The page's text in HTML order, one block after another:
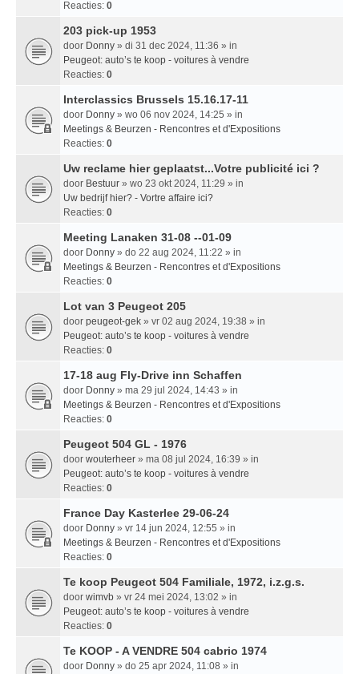
Reacties: 0
203 pick-up 1953
door Donny » di 31 dec 2024, 11:36 » in
Peugeot: auto’s te koop - voitures à vendre
Reacties: 0
Interclassics Brussels 15.16.17-11
door Donny » wo 06 nov 2024, 14:25 » in
Meetings & Beurzen - Rencontres et d'Expositions
Reacties: 0
Uw reclame hier geplaatst...Votre publicité ici ?
door Bestuur » wo 23 okt 2024, 11:29 » in
Uw bedrijf hier? - Vortre affaire ici?
Reacties: 0
Meeting Lanaken 31-08 --01-09
door Donny » do 22 aug 2024, 11:22 » in
Meetings & Beurzen - Rencontres et d'Expositions
Reacties: 0
Lot van 3 Peugeot 205
door peugeot-gek » vr 02 aug 2024, 19:38 » in
Peugeot: auto’s te koop - voitures à vendre
Reacties: 0
17-18 aug Fly-Drive inn Schaffen
door Donny » ma 29 jul 2024, 14:43 » in
Meetings & Beurzen - Rencontres et d'Expositions
Reacties: 0
Peugeot 504 GL - 1976
door wouterheer » ma 08 jul 2024, 16:39 » in
Peugeot: auto’s te koop - voitures à vendre
Reacties: 0
France Day Kasterlee 29-06-24
door Donny » vr 14 jun 2024, 12:55 » in
Meetings & Beurzen - Rencontres et d'Expositions
Reacties: 0
Te koop Peugeot 504 Familiale, 1972, i.z.g.s.
door wimvb » vr 24 mei 2024, 13:02 » in
Peugeot: auto’s te koop - voitures à vendre
Reacties: 0
Te KOOP - A VENDRE 504 cabrio 1974
door Donny » do 25 apr 2024, 11:08 » in